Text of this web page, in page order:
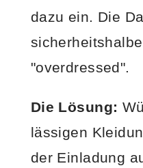
dazu ein. Die
"overdressed".
Die Lösung:
lässigen
der Einladung